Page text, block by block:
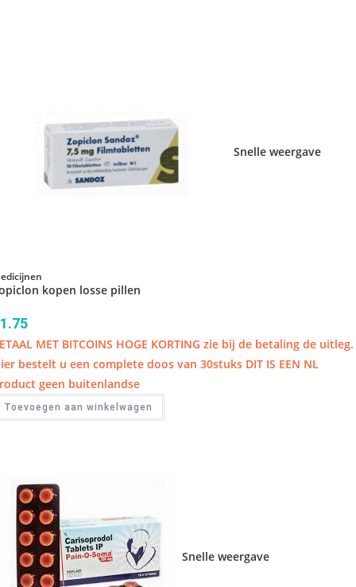
Snelle weergave
kopen losse pillen
1.75
MET BITCOINS HOGE KORTING zie bij de betaling de uitleg.
bestelt u een complete doos van 30stuks DIT IS EEN NL
geen buitenlandse
Toevoegen aan winkelwagen
Snelle weergave